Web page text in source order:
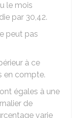
le mois
par 30,42.
peut pas
à ce
en compte.
égales à une
de
varie